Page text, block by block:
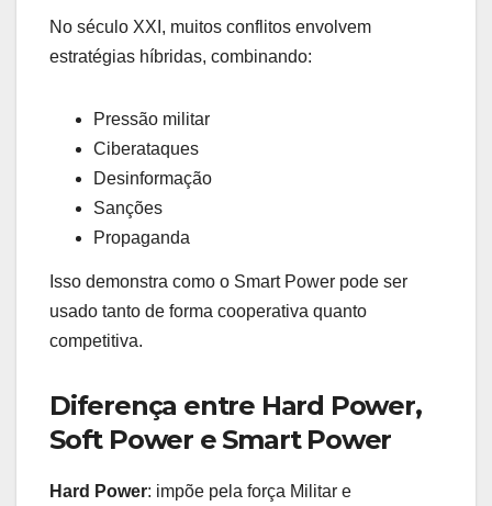
No século XXI, muitos conflitos envolvem
estratégias híbridas, combinando:
Pressão militar
Ciberataques
Desinformação
Sanções
Propaganda
Isso demonstra como o Smart Power pode ser
usado tanto de forma cooperativa quanto
competitiva.
Diferença entre Hard Power,
Soft Power e Smart Power
Hard Power: impõe pela força Militar e